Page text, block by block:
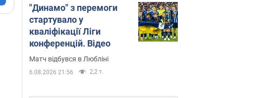
"Динамо" з перемоги
стартувало у
кваліфікації Ліги
конференцій. Відео
Матч відбувся в Любліні
6.08.2026 21:56 2,2 т.